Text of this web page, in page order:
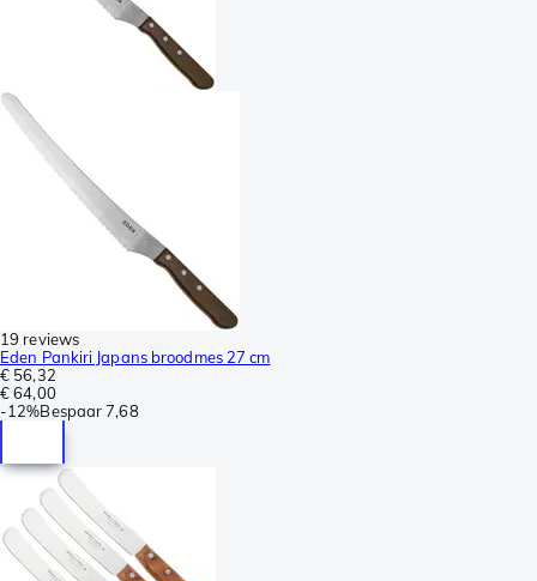
19 reviews
Eden Pankiri Japans broodmes 27 cm
€ 56,32
€ 64,00
-12%Bespaar 7,68